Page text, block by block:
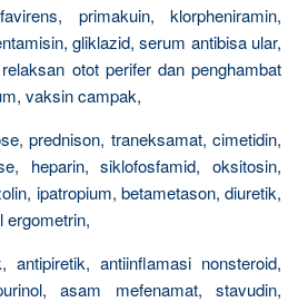
primakuin, klorpheniramin,
gliklazid, serum antibisa ular,
otot perifer dan penghambat
vaksin campak,
prednison, traneksamat, cimetidin,
heparin, siklofosfamid, oksitosin,
ipatropium, betametason, diuretik,
ergometrin,
antipiretik, antiinflamasi nonsteroid,
asam mefenamat, stavudin,